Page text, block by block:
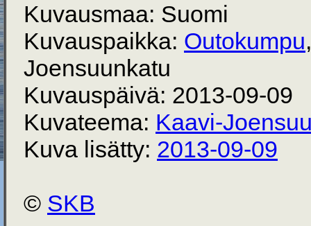
Kuvausmaa: Suomi
Kuvauspaikka: Outokumpu,
Joensuunkatu
Kuvauspäivä: 2013-09-09
Kuvateema: Kaavi-
Kuva lisätty: 2013-09-09
© SKB